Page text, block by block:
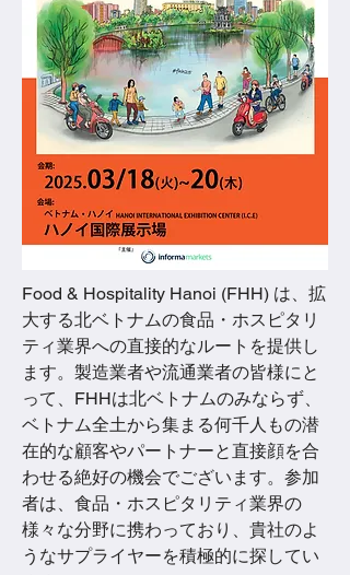
Food & Hospitality Hanoi (FHH) は、拡
大する北ベトナムの食品・ホスピタリ
ティ業界への直接的なルートを提供し
ます。製造業者や流通業者の皆様にと
って、FHHは北ベトナムのみならず、
ベトナム全土から集まる何千人もの潜
在的な顧客やパートナーと直接顔を合
わせる絶好の機会でございます。参加
者は、食品・ホスピタリティ業界の
様々な分野に携わっており、貴社のよ
うなサプライヤーを積極的に探してい